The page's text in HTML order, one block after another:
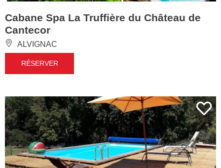
Cabane Spa La Truffière du Château de
Cantecor
ALVIGNAC
RÉSERVER